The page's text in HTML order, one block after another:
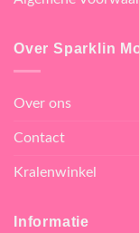
Over Sparklin
Over ons
Contact
Kralenwinkel
Informatie